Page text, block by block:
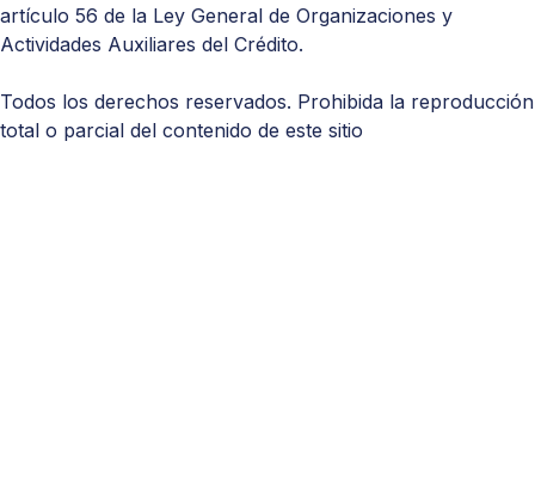
artículo 56 de la Ley General de Organizaciones y
Actividades Auxiliares del Crédito.
Todos los derechos reservados. Prohibida la reproducción
total o parcial del contenido de este sitio